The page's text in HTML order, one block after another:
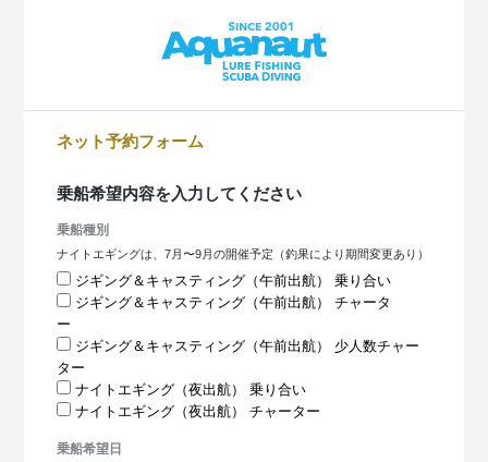
ネット予約フォーム
乗船希望内容を入力してください
乗船種別
ナイトエギングは、7月〜9月の開催予定（釣果により期間変更あり）
ジギング＆キャスティング（午前出航） 乗り合い
ジギング＆キャスティング（午前出航） チャータ
ー
ジギング＆キャスティング（午前出航） 少人数チャー
ター
ナイトエギング（夜出航） 乗り合い
ナイトエギング（夜出航） チャーター
乗船希望日